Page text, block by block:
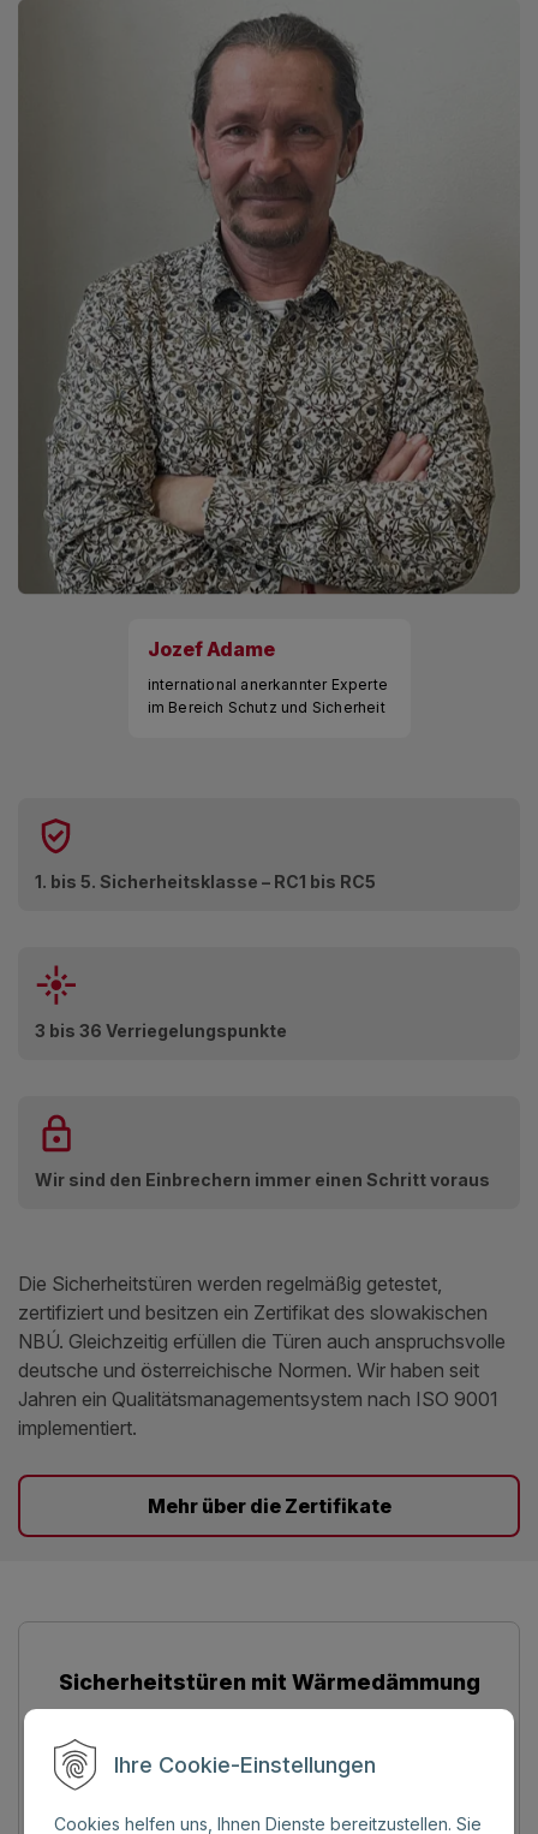
Ihre Cookie-Einstellungen
Cookies helfen uns, Ihnen Dienste bereitzustellen. Sie
Jozef Adame
international anerkannter Experte
im Bereich Schutz und Sicherheit
1. bis 5. Sicherheitsklasse – RC1 bis RC5
3 bis 36 Verriegelungspunkte
Wir sind den Einbrechern immer einen Schritt voraus
Die Sicherheitstüren werden regelmäßig getestet,
zertifiziert und besitzen ein Zertifikat des slowakischen
NBÚ. Gleichzeitig erfüllen die Türen auch anspruchsvolle
deutsche und österreichische Normen. Wir haben seit
Jahren ein Qualitätsmanagementsystem nach ISO 9001
implementiert.
Mehr über die Zertifikate
Sicherheitstüren mit Wärmedämmung